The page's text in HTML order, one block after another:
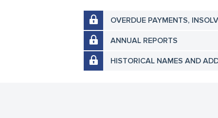
OVERDUE PAYMENTS,
ANNUAL REPORTS
HISTORICAL NAMES AND